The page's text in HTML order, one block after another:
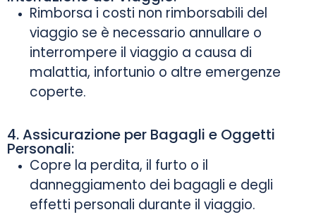
Rimborsa i costi non rimborsabili del
viaggio se è necessario annullare o
interrompere il viaggio a causa di
malattia, infortunio o altre emergenze
coperte.
4. Assicurazione per Bagagli e Oggetti
Personali:
Copre la perdita, il furto o il
danneggiamento dei bagagli e degli
effetti personali durante il viaggio.